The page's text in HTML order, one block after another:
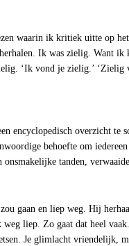
waarin ik kritiek uitte op
Ik was zielig. Want ik
‘Ik vond je zielig.’
encyclopedisch overzicht te
behoefte om
tanden,
gaan en liep weg. Hij
liep. Zo gaat dat heel
Je glimlacht vriendelijk,